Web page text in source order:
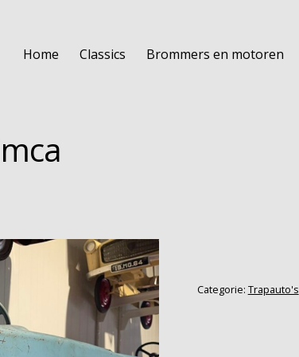
Home Classics Brommers en motoren
Categorie: Trapauto's